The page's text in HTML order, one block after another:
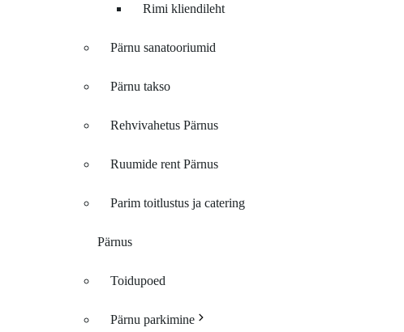
Rimi kliendileht
Pärnu sanatooriumid
Pärnu takso
Rehvivahetus Pärnus
Ruumide rent Pärnus
Parim toitlustus ja catering
Pärnus
Toidupoed
Pärnu parkimine